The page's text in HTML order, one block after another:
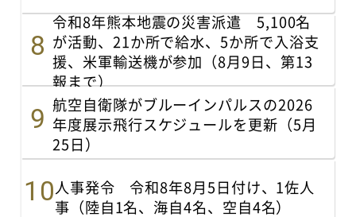
令和8年熊本地震の災害派遣 5,100名
が活動、21か所で給水、5か所で入浴支
援、米軍輸送機が参加（8月9日、第13
報まで）
航空自衛隊がブルーインパルスの2026
年度展示飛行スケジュールを更新（5月
25日）
人事発令 令和8年8月5日付け、1佐人
事（陸自1名、海自4名、空自4名）